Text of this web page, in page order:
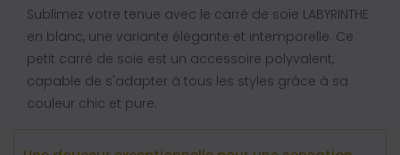
Sublimez votre tenue avec le carré de soie LABYRINTHE
en blanc, une variante élégante et intemporelle. Ce
petit carré de soie est un accessoire polyvalent,
capable de s'adapter à tous les styles grâce à sa
couleur chic et pure.